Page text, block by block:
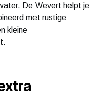
De Wevert helpt je
met rustige
kleine